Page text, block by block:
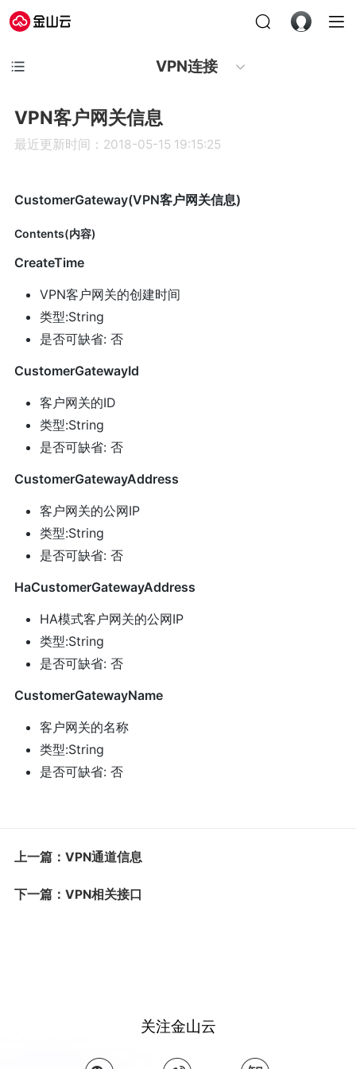
VPN连接
VPN客户网关信息
最近更新时间：2018-05-15 19:15:25
CustomerGateway(VPN客户网关信息)
Contents(内容)
CreateTime
VPN客户网关的创建时间
类型:String
是否可缺省: 否
CustomerGatewayId
客户网关的ID
类型:String
是否可缺省: 否
CustomerGatewayAddress
客户网关的公网IP
类型:String
是否可缺省: 否
HaCustomerGatewayAddress
HA模式客户网关的公网IP
类型:String
是否可缺省: 否
CustomerGatewayName
客户网关的名称
类型:String
是否可缺省: 否
上一篇：VPN通道信息
下一篇：VPN相关接口
关注金山云